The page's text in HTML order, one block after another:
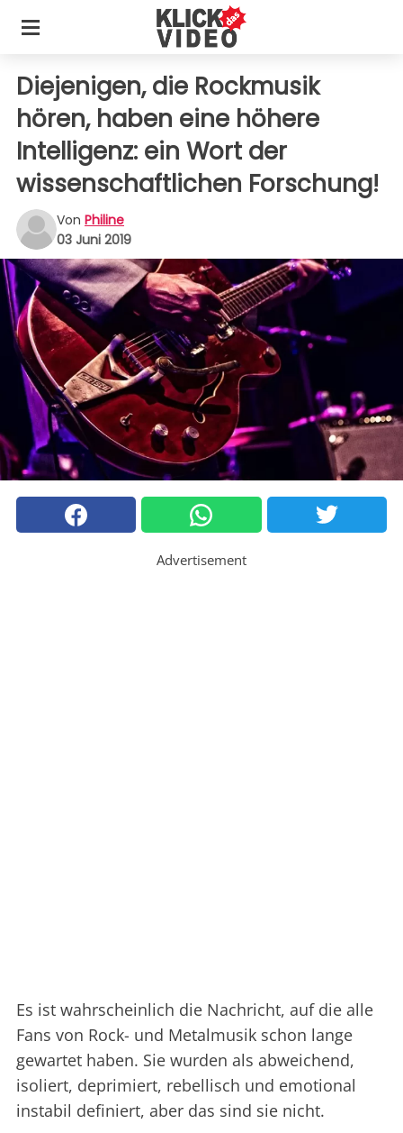
Diejenigen, die Rockmusik
hören, haben eine höhere
Intelligenz: ein Wort der
wissenschaftlichen Forschung!
Von Philine
03 Juni 2019
Advertisement
Es ist wahrscheinlich die Nachricht, auf die alle
Fans von Rock- und Metalmusik schon lange
gewartet haben. Sie wurden als abweichend,
isoliert, deprimiert, rebellisch und emotional
instabil definiert, aber das sind sie nicht.